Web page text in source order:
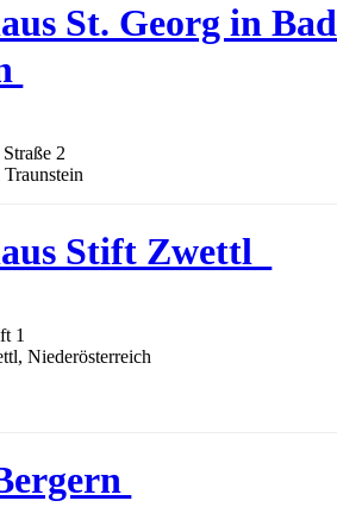
St. Georg in Bad
2
Stift Zwettl
1
Niederösterreich